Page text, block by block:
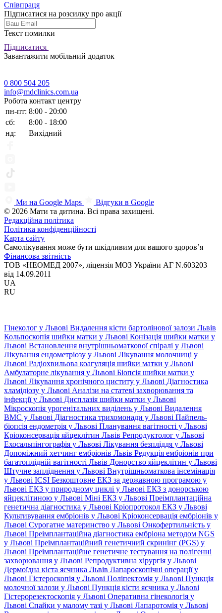
Співпраця
Підписатися на розсилку про акції
Текст помилки
Підписатися
Завантажити мобільний додаток
0 800 504 205
info@mdclinics.com.ua
Робота контакт центру
пн-пт: 8:00 - 20:00
сб:
8:00 - 18:00
нд:
Вихідний
Ми на Google Maps
Відгуки в Google
© 2026 Мати та дитина. Всі права захищені.
Редакційна політика
Політика конфіденційності
Карта сайту
Самолікування може бути шкідливим для вашого здоров’я
Фінансова звітність
ТОВ «НЕОМЕД 2007», ліцензія МОЗ України АГ N.603203
від 14.09.2011
UA
RU
Гінеколог у Львові Видалення кісти бартолінової залози Львів
Кольпоскопія шийки матки у Львові Конізація шийки матки у
Львові Встановлення внутрішньоматкової спіралі у Львові
Лікування ендометріозу у Львові Лікування молочниці у
Львові Радіохвильова коагуляція шийки матки у Львові
Амбулаторне лікування у Львові Біопсія шийки матки у
Львові Лікування хронічного циститу у Львові Діагностика
хламідіозу у Львові Аналізи на статеві захворювання та
інфекції у Львові Дисплазія шийки матки у Львові
Мікроскопія урогенітальних виділень у Львові Видалення
ВМС у Львові Діагностика трихомонади у Львові Пайпель-
біопсія ендометрія у Львові Планування вагітності у Львові
Кріоконсервація яйцеклітин Львів Репродуктолог у Львові
Ехосальпінгографія у Львові Лікування безпліддя у Львові
Допоміжний хетчинг ембріонів Львів Редукція ембріонів при
багатоплідній вагітності Львів Донорство яйцеклітин у Львові
Штучне запліднення у Львові Внутрішньоматкова інсемінація
у Львові ICSI Безкоштовне ЕКЗ за державною програмою у
Львові ЕКЗ у природному циклі у Львові ЕКЗ з донорською
яйцеклітиною у Львові Міні ЕКЗ у Львові Преімплантаційна
генетична діагностика у Львові Кріопротокол ЕКЗ у Львові
Культивування ембріонів у Львові Кріоконсервація ембріонів у
Львові Сурогатне материнство у Львові Онкофертильність у
Львові Преімплантаційна діагностика ембріона методом NGS
у Львові Преімплантаційний генетичний скринінг (PGS) у
Львові Преімплантаційне генетичне тестування на полігенні
захворювання у Львові Репродуктивна хірургія у Львові
Дермоїдна кіста яєчника Львів Лапароскопічні операції у
Львові Гістероскопія у Львові Поліпектомія у Львові Пункція
молочної залози у Львові Пункція кісти яєчника у Львові
Гістерорезектоскопія у Львові Оперативна гінекологія у
Львові Спайки у малому тазі у Львові Лапаротомія у Львові